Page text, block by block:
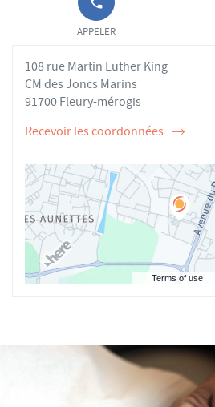
APPELER LE
POINT DE
VENTE
DELANNAY AU
APPELER
108 rue Martin Luther King
CM des Joncs Marins
91700 Fleury-mérogis
Recevoir les coordonnées
de
Jessica
DELANNAY
Terms of use